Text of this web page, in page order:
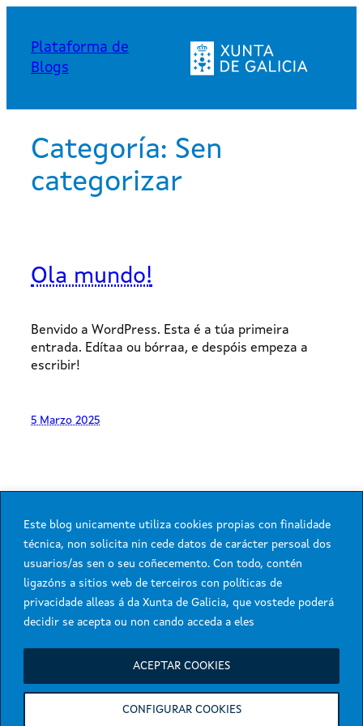
Este blog unicamente utiliza cookies propias con finalidade
técnica, non solicita nin cede datos de carácter persoal dos
usuarios/as sen o seu coñecemento. Con todo, contén
ligazóns a sitios web de terceiros con políticas de
privacidade alleas á da Xunta de Galicia, que vostede poderá
decidir se acepta ou non cando acceda a eles
CONFIGURAR COOKIES
ACEPTAR COOKIES
contido
Plataforma de
Blogs
Categoría: Sen
categorizar
Ola mundo!
Benvido a WordPress. Esta é a túa primeira
entrada. Edítaa ou bórraa, e despóis empeza a
escribir!
5 Marzo 2025
Galicia
Atención á cidadanía